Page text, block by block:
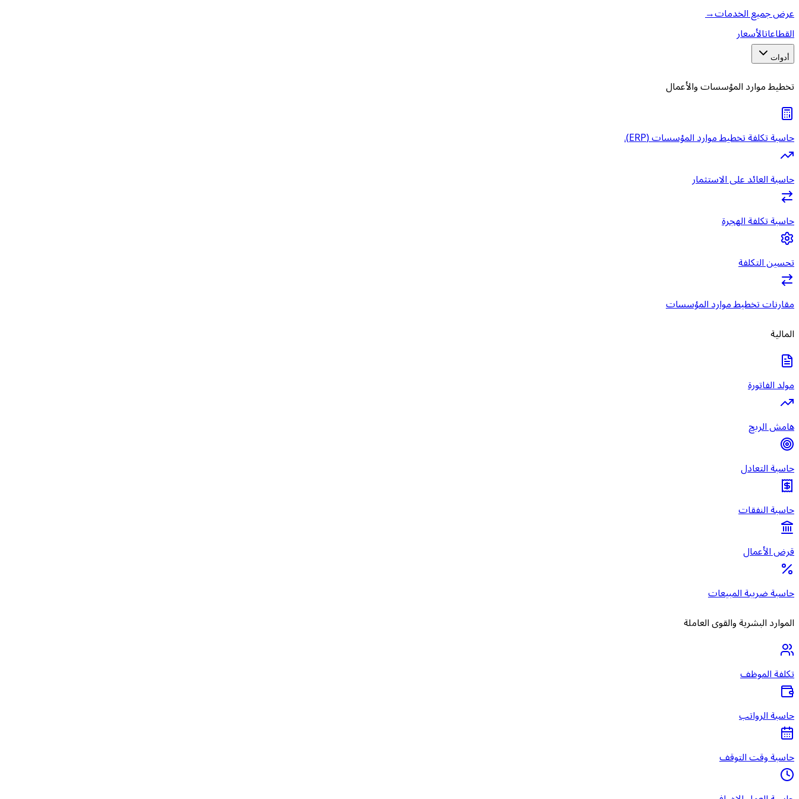
عرض جميع الخدمات→
القطاعاتالأسعار
أدوات
تخطيط موارد المؤسسات والأعمال
حاسبة تكلفة تخطيط موارد المؤسسات (ERP).
حاسبة العائد على الاستثمار
حاسبة تكلفة الهجرة
تحسين التكلفة
مقارنات تخطيط موارد المؤسسات
المالية
مولد الفاتورة
هامش الربح
حاسبة التعادل
حاسبة النفقات
قرض الأعمال
حاسبة ضريبة المبيعات
الموارد البشرية والقوى العاملة
تكلفة الموظف
حاسبة الرواتب
حاسبة وقت التوقف